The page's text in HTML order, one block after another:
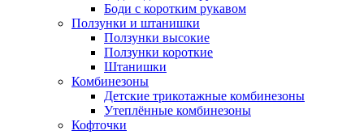
Боди с коротким рукавом
Ползунки и штанишки
Ползунки высокие
Ползунки короткие
Штанишки
Комбинезоны
Детские трикотажные комбинезоны
Утеплённые комбинезоны
Кофточки